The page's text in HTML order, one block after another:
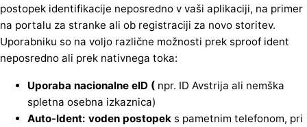
postopek identifikacije neposredno v vaši aplikaciji, na primer
na portalu za stranke ali ob registraciji za novo storitev.
Uporabniku so na voljo različne možnosti prek sproof ident
neposredno ali prek nativnega toka:
Uporaba nacionalne eID ( npr. ID Avstrija ali nemška
spletna osebna izkaznica)
Auto-Ident: voden postopek s pametnim telefonom, pri